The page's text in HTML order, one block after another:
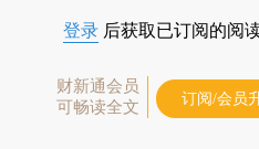
登录 后获取已订阅的阅
财新通会员
可畅读全文
订阅/会员